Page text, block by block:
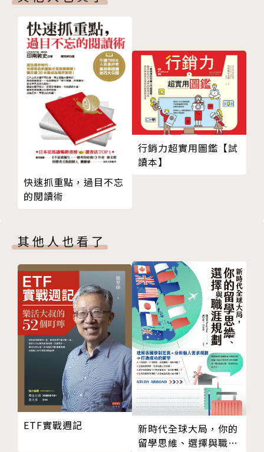
截止日的重要性。
◆創新：運用聯想力，規劃出有創意的解決方案，並且
鼓勵嘗試。
◆影響他人：預測反應，提出問題，討論根本原因，發
現隱性需求。
◆克服抗拒：面對負面情緒時，解決恐懼、強調共同目
◆魅力交談：保持熱烈，誘導想像與使用比喻。
好的領導，都有好的習慣！
中，也能訓練我們自動地做出有利的行為，因此即便
「領導」是個複雜的領域，習慣的養成一樣重要！
發展領導力的核心不再是「誰有能力成為一個好的領導
者」，而是「培養優秀領導者的最佳方式是什麼」。
我們對遇到的每種情況都會有習慣性反應——不論好
壞，人們下意識做出的新行為都會變成一個新習慣，這
種力量來自大腦的自動反應，一旦新習慣生根萌芽，下
意識的行為模式將塑造人生的一切，決定你將成為怎樣
的人、過什麼生活、有怎樣的工作表現。
本書是培養領導者的基本手冊，書中搭配權威的性格評
技能5：分析訊息
技能6：思考解決方案
技能7：做出正確的決定
技能8：專注於客戶
技能9：宣揚願景
技能10：創新
技能11：管理風險
第七章 專注於人
技能12：影響他人
技能13：克服個別抗拒
技能14：優質談判
技能17：建立團隊精神
技能18：建立戰略關係
技能19：表達關心
技能20：積極傾聽
技能21：清晰溝通
技能22：魅力交談
Part 4 鼓勵他人發展新技能
第八章 激勵改變
第九章 培養領導習慣
致謝
註釋
版權頁
快速抓重點，過目不忘
的閱讀術
行銷力超實用圖鑑【試
讀本】
其他人也看了
ETF實戰週記
新時代全球大局，你的
留學思維、選擇與職涯